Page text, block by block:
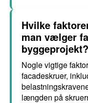
Hvilke
man vælger
byggeprojekt?
Nogle vigtige
facadeskruer,
længden på